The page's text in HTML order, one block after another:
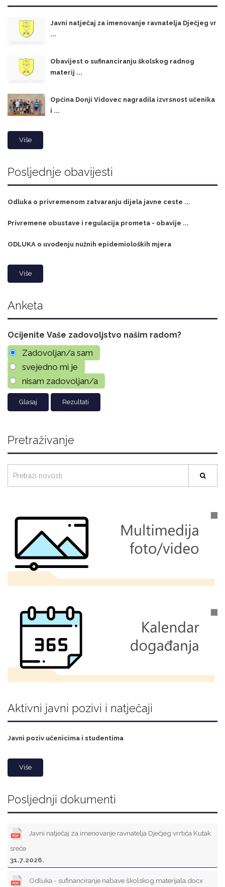
Javni natječaj za imenovanje ravnatelja Dječjeg vr
...
Obavijest o sufinanciranju školskog radnog
materij ...
Općina Donji Vidovec nagradila izvrsnost učenika
i ...
Više
Posljednje obavijesti
Odluka o privremenom zatvaranju dijela javne ceste ...
Privremene obustave i regulacija prometa - obavije ...
ODLUKA o uvođenju nužnih epidemioloških mjera
Više
Anketa
Ocijenite Vaše zadovoljstvo našim radom?
Zadovoljan/a sam
svejedno mi je
nisam zadovoljan/a
Rezultati
Pretraživanje
Aktivni javni pozivi i natječaji
Javni poziv učenicima i studentima
Više
Posljednji dokumenti
Javni natječaj za imenovanje ravnatelja Dječjeg vrrtića Kutak
sreće
31.7.2026.
Odluka - sufinanciranje nabave školskog materijala.docx